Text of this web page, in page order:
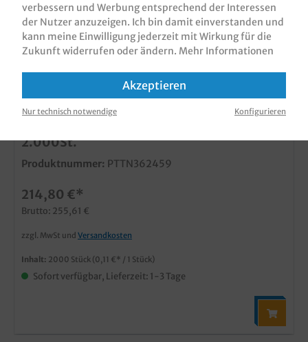
2.000St.
Produktnummer: PTTN362459
214,80 €*
Brutto: 255,61 €
zzgl. MwSt und Versandkosten
Inhalt: 2000 Stück (0,11 €* / 1 Stück)
Sofort verfügbar, Lieferzeit: 1-3 Tage
verbessern und Werbung entsprechend der Interessen
der Nutzer anzuzeigen. Ich bin damit einverstanden und
kann meine Einwilligung jederzeit mit Wirkung für die
Zukunft widerrufen oder ändern. Mehr Informationen
Akzeptieren
Nur technisch notwendige Konfigurieren